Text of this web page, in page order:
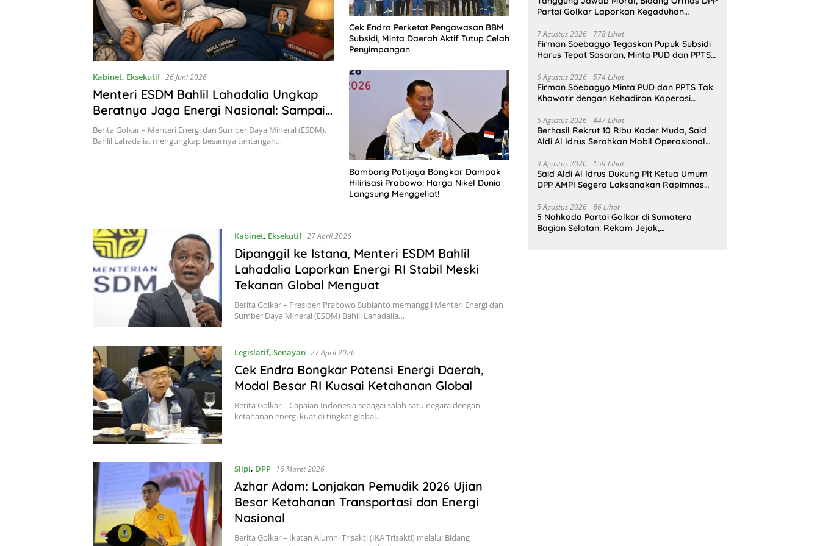
Kabinet, Eksekutif 26 Juni 2026
Menteri ESDM Bahlil Lahadalia Ungkap
Beratnya Jaga Energi Nasional: Sampai
Tidur Pun Ngigau BBM
Berita Golkar – Menteri Energi dan Sumber Daya Mineral (ESDM),
Bahlil Lahadalia, mengungkap besarnya tantangan…
Cek Endra Perketat Pengawasan BBM
Subsidi, Minta Daerah Aktif Tutup Celah
Penyimpangan
Bambang Patijaya Bongkar Dampak
Hilirisasi Prabowo: Harga Nikel Dunia
Langsung Menggeliat!
Kabinet, Eksekutif 27 April 2026
Dipanggil ke Istana, Menteri ESDM Bahlil
Lahadalia Laporkan Energi RI Stabil Meski
Tekanan Global Menguat
Berita Golkar – Presiden Prabowo Subianto memanggil Menteri Energi dan
Sumber Daya Mineral (ESDM) Bahlil Lahadalia…
Legislatif, Senayan 27 April 2026
Cek Endra Bongkar Potensi Energi Daerah,
Modal Besar RI Kuasai Ketahanan Global
Berita Golkar – Capaian Indonesia sebagai salah satu negara dengan
ketahanan energi kuat di tingkat global…
Slipi, DPP 16 Maret 2026
Azhar Adam: Lonjakan Pemudik 2026 Ujian
Besar Ketahanan Transportasi dan Energi
Nasional
Berita Golkar – Ikatan Alumni Trisakti (IKA Trisakti) melalui Bidang
Partai Golkar Laporkan Kegaduhan
7 Agustus 2026 778 Lihat
Firman Soebagyo Tegaskan Pupuk Subsidi
Harus Tepat Sasaran, Minta PUD dan PPTS
6 Agustus 2026 574 Lihat
Firman Soebagyo Minta PUD dan PPTS Tak
Khawatir dengan Kehadiran Koperasi
5 Agustus 2026 447 Lihat
Berhasil Rekrut 10 Ribu Kader Muda, Said
Aldi Al Idrus Serahkan Mobil Operasional
3 Agustus 2026 159 Lihat
Said Aldi Al Idrus Dukung Plt Ketua Umum
DPP AMPI Segera Laksanakan Rapimnas
5 Agustus 2026 86 Lihat
5 Nahkoda Partai Golkar di Sumatera
Bagian Selatan: Rekam Jejak,